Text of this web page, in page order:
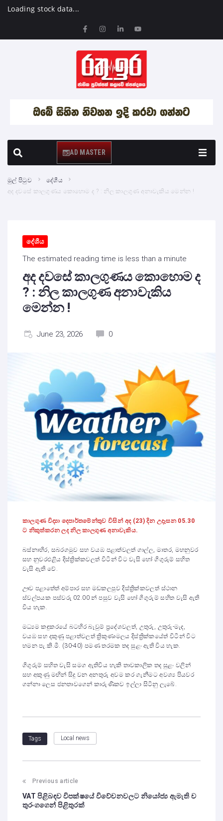
Loading stock data...
AD MASTER
මුල් පිටුව
දේශීය
අද දවසේ කාලගුණය කොහොම ද ? : නිල කාලගුණ අනාවැකිය මෙන්න !
දේශීය
The estimated reading time is less than a minute
අද දවසේ කාලගුණය කොහොම ද
? : නිල කාලගුණ අනාවැකිය
මෙන්න !
June 23, 2026 0
කාලගුණ විද්‍යා දෙපාර්තමේන්තුව විසින් අද (23) දින උදෑසන 05.30
ට නිකුත්කරන ලද නිල කාලගුණ අනාවැකිය.
බස්නාහිර, සබරගමුව සහ වයඹ පළාත්වලත් ගාල්ල, මාතර, මහනුවර
සහ නුවරඑළිය දිස්ත්‍රික්කවලත් විටින් විට වැසි හෝ ගිගුරුම් සහිත
වැසි ඇති වේ.
ඌව පළාතේත් අම්පාර සහ මඩකලපුව දිස්ත්‍රික්කවලත් ස්ථාන
ස්වල්පයක පස්වරු 02.00 න් පසුව වැසි හෝ ගිගුරුම් සහිත වැසි ඇති
විය හැක.
මධ්‍යම කඳුකරයේ බටහිර බෑවුම් ප්‍රදේශවලත්, උතුරු, උතුරු-මැද,
වයඹ සහ දකුණු පළාත්වලත් ත්‍රිකුණාමලය දිස්ත්‍රික්කයේත් විටින් විට
හමන පැ.කි.මී. (30-40) පමණ තරමක තද සුළං ඇති විය හැක.
ගිගුරුම් සහිත වැසි සමග ඇතිවිය හැකි තාවකාලික තද සුළං වලින්
සහ අකුණු මඟින් සිදු වන අනතුරු අවම කර ගැනීමට අවශ්‍ය පියවර
ගන්නා ලෙස ජනතාවගෙන් කාරුණිකව ඉල්ලා සිටිනු ලැබේ.
Tags Local news
Previous article
VAT පිළිබඳව විපක්ෂයේ විවේචනවලට නියෝජ්‍ය ඇමැති ච
තුරංගගෙන් පිළිතුරක්